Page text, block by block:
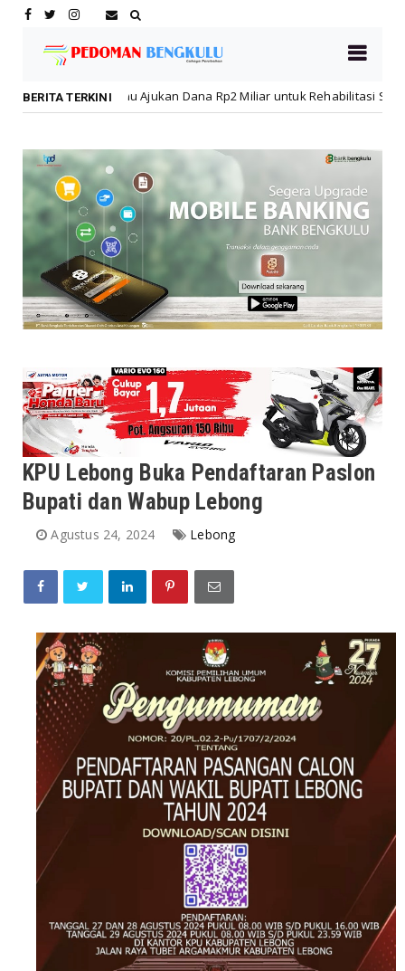
BERITA TERKINI
Rp2 Miliar untuk Rehabilitasi SMPN 19 Pascakebakaran
KPU Lebong Buka Pendaftaran Paslon
Bupati dan Wabup Lebong
Agustus 24, 2024 Lebong